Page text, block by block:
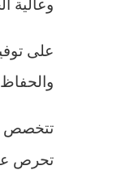
على
تتخصص
تحرص